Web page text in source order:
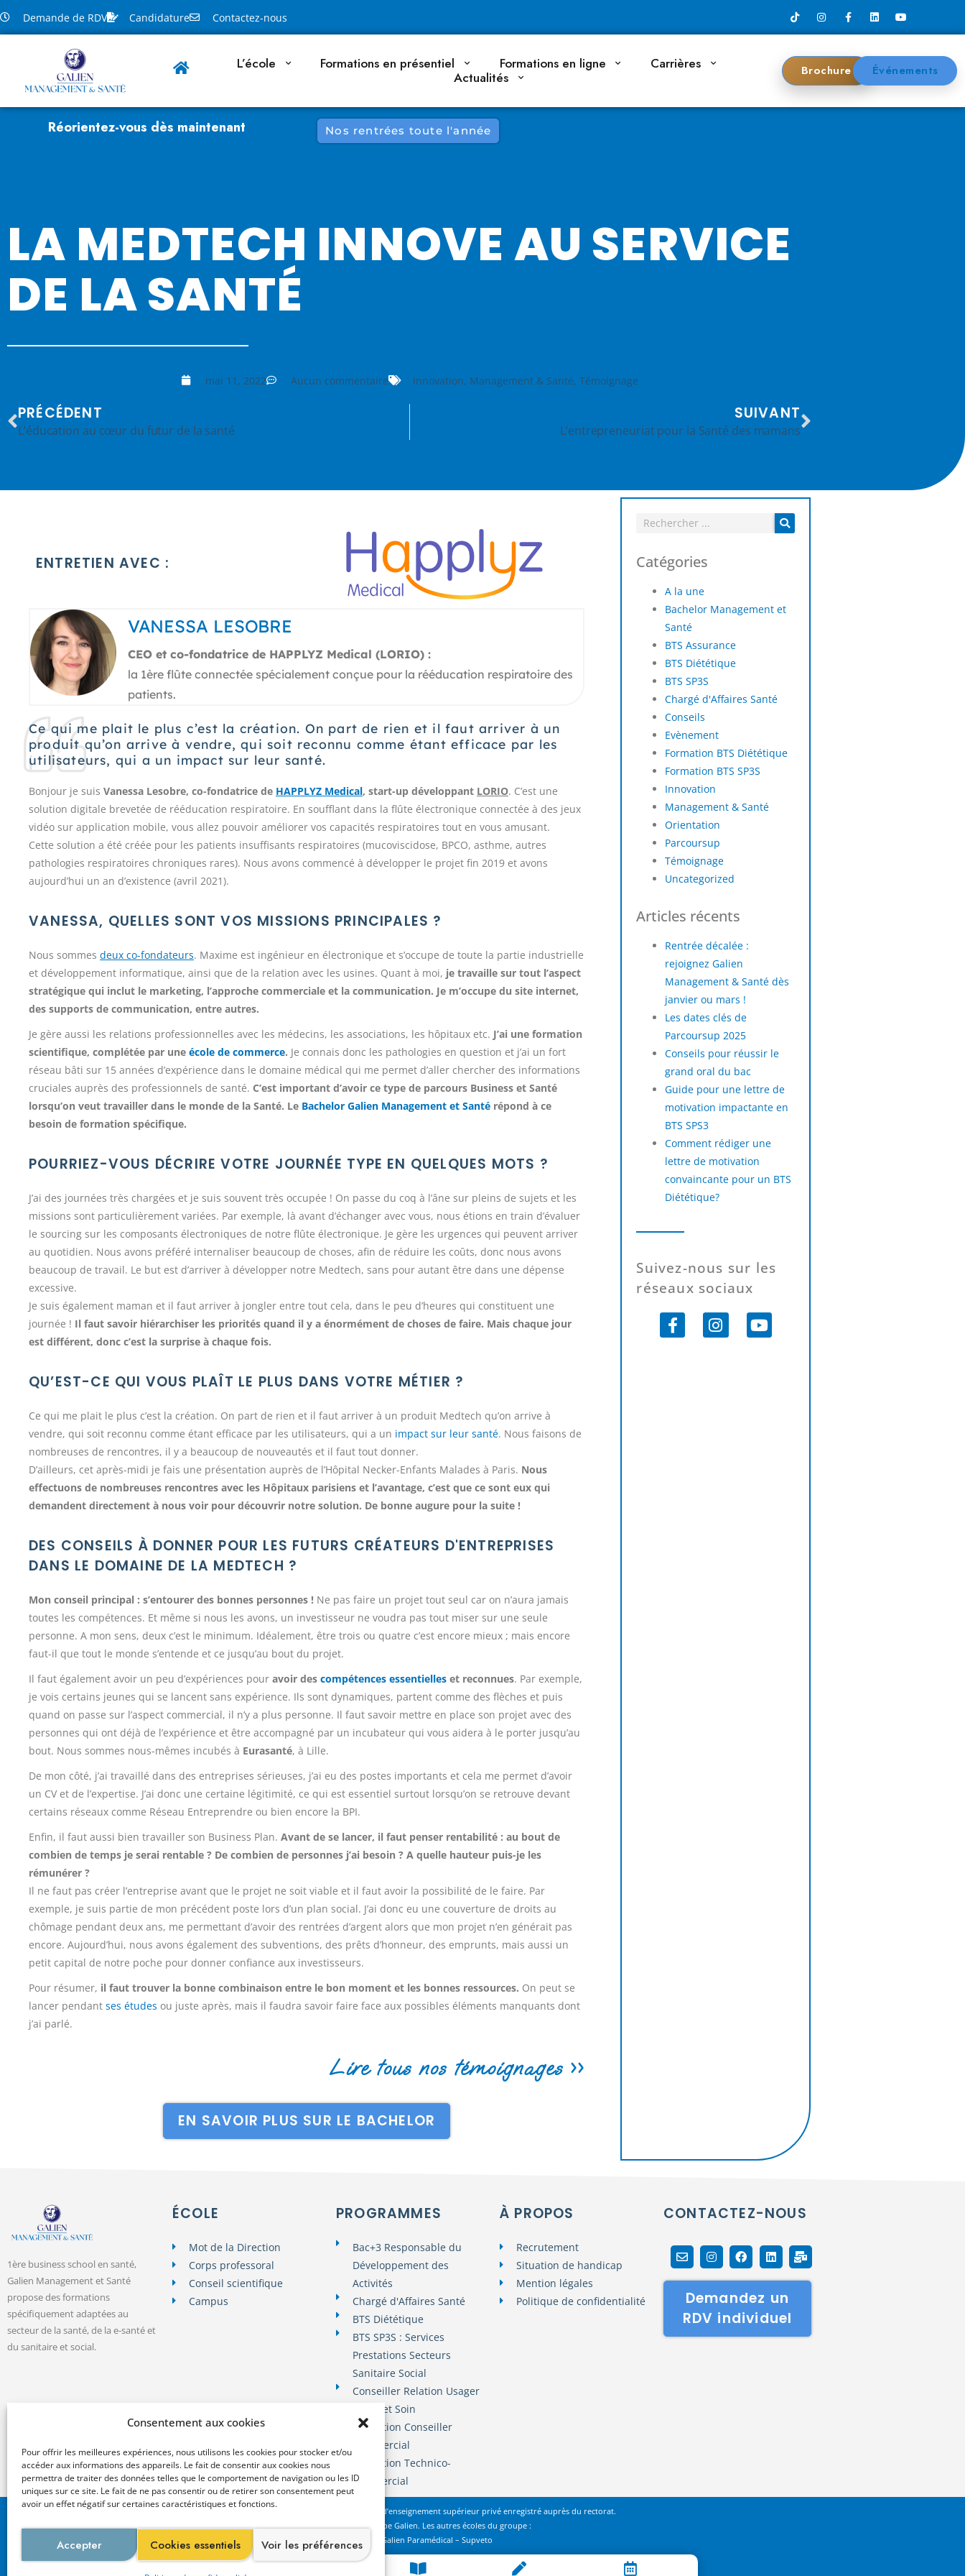
Consentement aux cookies
Pour offrir les meilleures expériences, nous utilisons les cookies pour stocker et/ou
accéder aux informations des appareils. Le fait de consentir aux cookies nous
permettra de traiter des données telles que le comportement de navigation ou les ID
uniques sur ce site. Le fait de ne pas consentir ou de retirer son consentement peut
avoir un effet négatif sur certaines caractéristiques et fonctions.
Accepter Cookies essentiels Voir les préférences
Demande de RDV Candidature Contactez-nous
L’école Formations en présentiel Formations en ligne
Carrières
Actualités
Brochure Événements
Réorientez-vous dès maintenant Nos rentrées toute l'année
LA MEDTECH INNOVE AU SERVICE
DE LA SANTÉ
mai 11, 2022 Aucun commentaire Innovation, Management & Santé, Témoignage
PRÉCÉDENT
L’éducation au cœur du futur de la santé
SUIVANT
L’entrepreneuriat pour la Santé des mamans
ENTRETIEN AVEC :
VANESSA LESOBRE
CEO et co-fondatrice de HAPPLYZ Medical (LORIO) :
la 1ère flûte connectée spécialement conçue pour la rééducation respiratoire des
patients.
Ce qui me plait le plus c’est la création. On part de rien et il faut arriver à un
produit qu’on arrive à vendre, qui soit reconnu comme étant efficace par les
utilisateurs, qui a un impact sur leur santé.
Bonjour je suis Vanessa Lesobre, co-fondatrice de HAPPLYZ Medical, start-up développant LORIO. C’est une
solution digitale brevetée de rééducation respiratoire. En soufflant dans la flûte électronique connectée à des jeux
vidéo sur application mobile, vous allez pouvoir améliorer vos capacités respiratoires tout en vous amusant.
Cette solution a été créée pour les patients insuffisants respiratoires (mucoviscidose, BPCO, asthme, autres
pathologies respiratoires chroniques rares). Nous avons commencé à développer le projet fin 2019 et avons
aujourd’hui un an d’existence (avril 2021).
VANESSA, QUELLES SONT VOS MISSIONS PRINCIPALES ?
Nous sommes deux co-fondateurs. Maxime est ingénieur en électronique et s’occupe de toute la partie industrielle
et développement informatique, ainsi que de la relation avec les usines. Quant à moi, je travaille sur tout l’aspect
stratégique qui inclut le marketing, l’approche commerciale et la communication. Je m’occupe du site internet,
des supports de communication, entre autres.
Je gère aussi les relations professionnelles avec les médecins, les associations, les hôpitaux etc. J’ai une formation
scientifique, complétée par une école de commerce. Je connais donc les pathologies en question et j’ai un fort
réseau bâti sur 15 années d’expérience dans le domaine médical qui me permet d’aller chercher des informations
cruciales auprès des professionnels de santé. C’est important d’avoir ce type de parcours Business et Santé
lorsqu’on veut travailler dans le monde de la Santé. Le Bachelor Galien Management et Santé répond à ce
besoin de formation spécifique.
POURRIEZ-VOUS DÉCRIRE VOTRE JOURNÉE TYPE EN QUELQUES MOTS ?
J’ai des journées très chargées et je suis souvent très occupée ! On passe du coq à l’âne sur pleins de sujets et les
missions sont particulièrement variées. Par exemple, là avant d’échanger avec vous, nous étions en train d’évaluer
le sourcing sur les composants électroniques de notre flûte électronique. Je gère les urgences qui peuvent arriver
au quotidien. Nous avons préféré internaliser beaucoup de choses, afin de réduire les coûts, donc nous avons
beaucoup de travail. Le but est d’arriver à développer notre Medtech, sans pour autant être dans une dépense
excessive.
Je suis également maman et il faut arriver à jongler entre tout cela, dans le peu d’heures qui constituent une
journée ! Il faut savoir hiérarchiser les priorités quand il y a énormément de choses de faire. Mais chaque jour
est différent, donc c’est la surprise à chaque fois.
QU’EST-CE QUI VOUS PLAÎT LE PLUS DANS VOTRE MÉTIER ?
Ce qui me plait le plus c’est la création. On part de rien et il faut arriver à un produit Medtech qu’on arrive à
vendre, qui soit reconnu comme étant efficace par les utilisateurs, qui a un impact sur leur santé. Nous faisons de
nombreuses de rencontres, il y a beaucoup de nouveautés et il faut tout donner.
D’ailleurs, cet après-midi je fais une présentation auprès de l’Hôpital Necker-Enfants Malades à Paris. Nous
effectuons de nombreuses rencontres avec les Hôpitaux parisiens et l’avantage, c’est que ce sont eux qui
demandent directement à nous voir pour découvrir notre solution. De bonne augure pour la suite !
DES CONSEILS À DONNER POUR LES FUTURS CRÉATEURS D'ENTREPRISES
DANS LE DOMAINE DE LA MEDTECH ?
Mon conseil principal : s’entourer des bonnes personnes ! Ne pas faire un projet tout seul car on n’aura jamais
toutes les compétences. Et même si nous les avons, un investisseur ne voudra pas tout miser sur une seule
personne. A mon sens, deux c’est le minimum. Idéalement, être trois ou quatre c’est encore mieux ; mais encore
faut-il que tout le monde s’entende et ce jusqu’au bout du projet.
Il faut également avoir un peu d’expériences pour avoir des compétences essentielles et reconnues. Par exemple,
je vois certains jeunes qui se lancent sans expérience. Ils sont dynamiques, partent comme des flèches et puis
quand on passe sur l’aspect commercial, il n’y a plus personne. Il faut savoir mettre en place son projet avec des
personnes qui ont déjà de l’expérience et être accompagné par un incubateur qui vous aidera à le porter jusqu’au
bout. Nous sommes nous-mêmes incubés à Eurasanté, à Lille.
De mon côté, j’ai travaillé dans des entreprises sérieuses, j’ai eu des postes importants et cela me permet d’avoir
un CV et de l’expertise. J’ai donc une certaine légitimité, ce qui est essentiel surtout lorsqu’on se retrouve devant
certains réseaux comme Réseau Entreprendre ou bien encore la BPI.
Enfin, il faut aussi bien travailler son Business Plan. Avant de se lancer, il faut penser rentabilité : au bout de
combien de temps je serai rentable ? De combien de personnes j’ai besoin ? A quelle hauteur puis-je les
rémunérer ?
Il ne faut pas créer l’entreprise avant que le projet ne soit viable et il faut avoir la possibilité de le faire. Par
exemple, je suis partie de mon précédent poste lors d’un plan social. J’ai donc eu une couverture de droits au
chômage pendant deux ans, me permettant d’avoir des rentrées d’argent alors que mon projet n’en générait pas
encore. Aujourd’hui, nous avons également des subventions, des prêts d’honneur, des emprunts, mais aussi un
petit capital de notre poche pour donner confiance aux investisseurs.
Pour résumer, il faut trouver la bonne combinaison entre le bon moment et les bonnes ressources. On peut se
lancer pendant ses études ou juste après, mais il faudra savoir faire face aux possibles éléments manquants dont
j’ai parlé.
Lire tous nos témoignages >>
EN SAVOIR PLUS SUR LE BACHELOR
Catégories
A la une
Bachelor Management et
Santé
BTS Assurance
BTS Diététique
BTS SP3S
Chargé d'Affaires Santé
Conseils
Evènement
Formation BTS Diététique
Formation BTS SP3S
Innovation
Management & Santé
Orientation
Parcoursup
Témoignage
Uncategorized
Articles récents
Rentrée décalée :
rejoignez Galien
Management & Santé dès
janvier ou mars !
Les dates clés de
Parcoursup 2025
Conseils pour réussir le
grand oral du bac
Guide pour une lettre de
motivation impactante en
BTS SPS3
Comment rédiger une
lettre de motivation
convaincante pour un BTS
Diététique?
Suivez-nous sur les
réseaux sociaux
1ère business school en santé,
Galien Management et Santé
propose des formations
spécifiquement adaptées au
secteur de la santé, de la e-santé et
du sanitaire et social.
ÉCOLE
Mot de la Direction
Corps professoral
Conseil scientifique
Campus
PROGRAMMES
Bac+3 Responsable du
Développement des
Activités
Chargé d'Affaires Santé
BTS Diététique
BTS SP3S : Services
Prestations Secteurs
Sanitaire Social
Conseiller Relation Usager
Santé et Soin
Formation Conseiller
Commercial
Formation Technico-
commercial
À PROPOS
Recrutement
Situation de handicap
Mention légales
Politique de confidentialité
CONTACTEZ-NOUS
Demandez un
RDV individuel
Galien Management Santé est un établissement d’enseignement supérieur privé enregistré auprès du rectorat.
Groupe Galien. Les autres écoles du groupe :
Galien
Galien Paramédical – Supveto
Plan du site